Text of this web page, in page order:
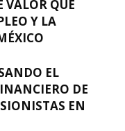
VALOR QUE
Y LA
EL
DE
EN